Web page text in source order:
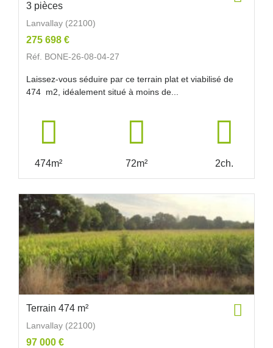
3 pièces
Lanvallay (22100)
275 698 €
Réf. BONE-26-08-04-27
Laissez-vous séduire par ce terrain plat et viabilisé de
474 m2, idéalement situé à moins de...
474m² 72m² 2ch.
Terrain 474 m²
Lanvallay (22100)
97 000 €